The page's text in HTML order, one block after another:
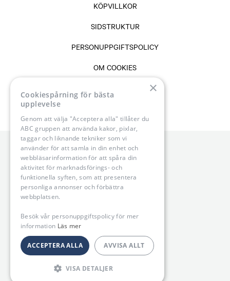
KÖPVILLKOR
SIDSTRUKTUR
PERSONUPPGIFTSPOLICY
OM COOKIES
VANLIGA FRÅGOR & SVAR
×
Cookiespårning för bästa
upplevelse
Genom att välja "Acceptera alla" tillåter du
ABC gruppen att använda kakor, pixlar,
taggar och liknande tekniker som vi
använder för att samla in din enhet och
webbläsarinformation för att spåra din
aktivitet för marknadsförings- och
funktionella syften, som att presentera
personliga annonser och förbättra
webbplatsen.
Besök vår personuppgiftspolicy för mer
information Läs mer
ACCEPTERA ALLA AVVISA ALLT
VISA DETALJER